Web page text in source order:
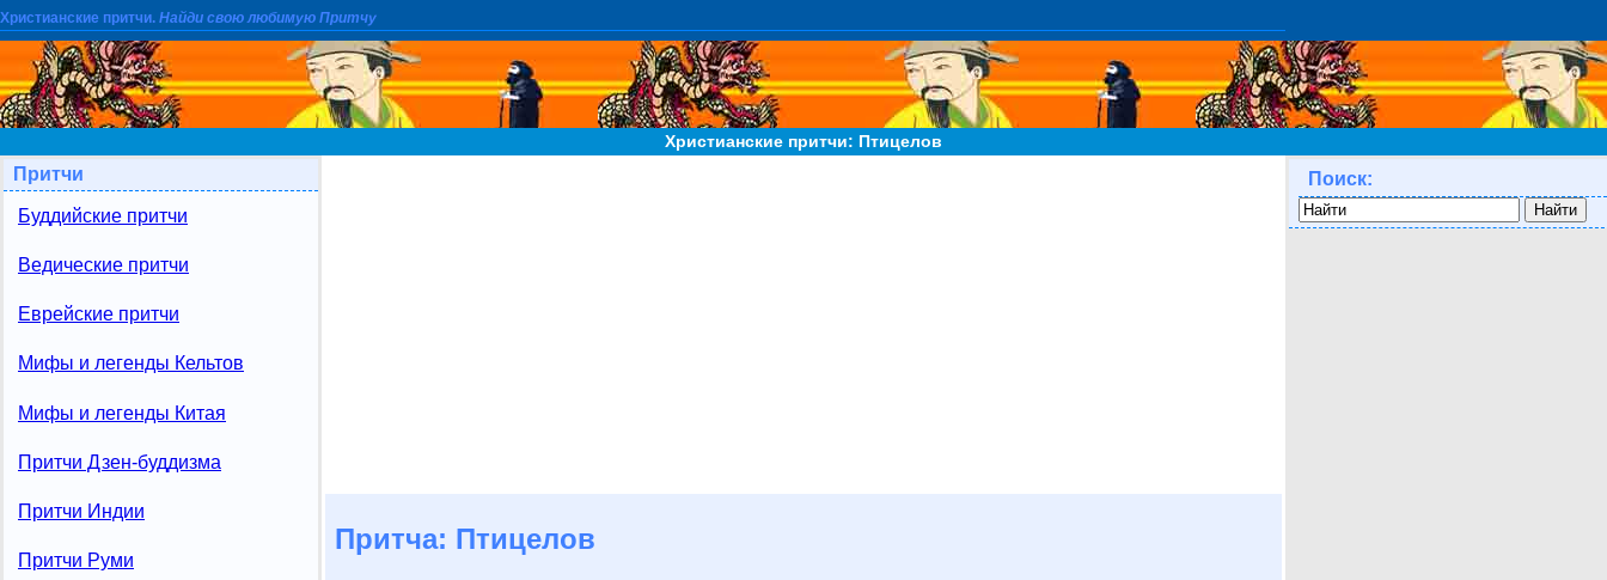
Христианские притчи. Найди свою любимую Притчу
Христианские притчи: Птицелов
Притчи
Буддийские притчи
Ведические притчи
Еврейские притчи
Мифы и легенды Кельтов
Мифы и легенды Китая
Притчи Дзен-буддизма
Притчи Индии
Притчи Руми
Притча: Птицелов
Поиск: